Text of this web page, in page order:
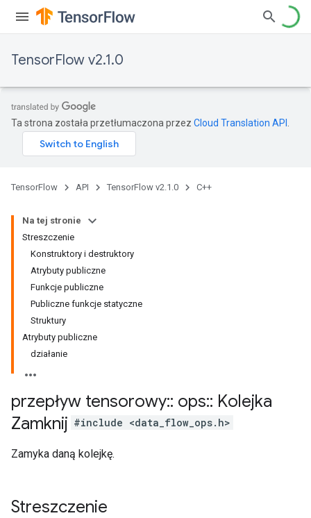
TensorFlow v2.1.0
Ta strona została przetłumaczona przez Cloud Translation API
TensorFlow API TensorFlow v2.1.0 C++
Na tej stronie
Streszczenie
Konstruktory i destruktory
Atrybuty publiczne
Funkcje publiczne
Publiczne funkcje statyczne
Struktury
Atrybuty publiczne
działanie
przepływ tensorowy:: ops:: Kolejka
Zamknij #include <data_flow_ops.h>
Zamyka daną kolejkę.
Streszczenie